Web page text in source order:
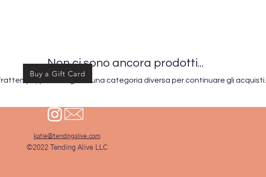
Non ci sono ancora prodotti...
puoi scegliere una categoria diversa per continuare gli acquisti.
Buy a Gift Card
katie@tendingalive.com
©2022 Tending Alive LLC